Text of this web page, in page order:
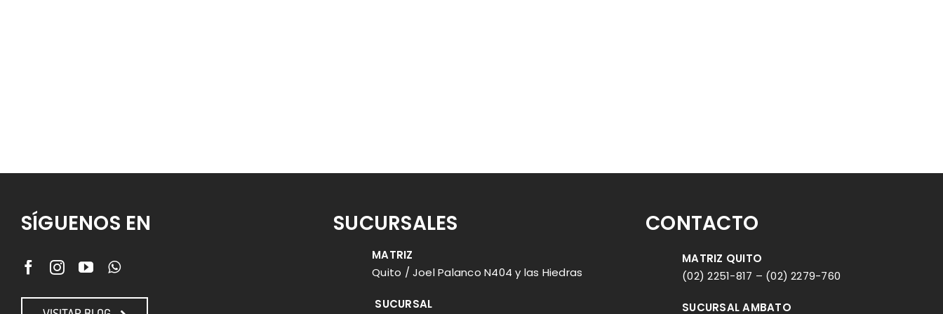
SÍGUENOS EN SUCURSALES
MATRIZ
Quito / Joel Palanco N404 y las Hiedras
SUCURSAL
CONTACTO
MATRIZ QUITO
(02) 2251-817 – (02) 2279-760
SUCURSAL AMBATO